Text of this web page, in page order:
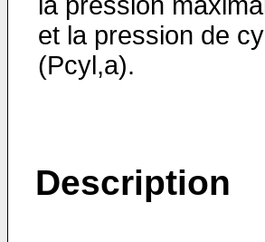
et la pression de
(Pcyl,a).
Description